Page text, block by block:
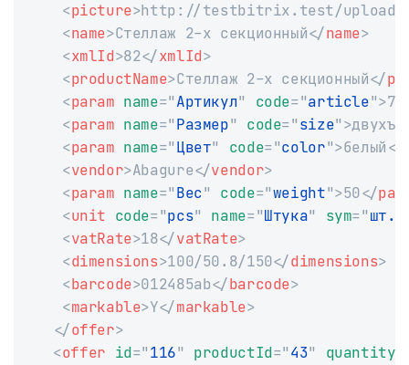
<picture>http://testbitrix.test/upload/
<name>Стеллаж 2-х секционный</name>
<xmlId>82</xmlId>
<productName>Стеллаж 2-х секционный</
<param name=" Артикул" code="article">
<param name=" Размер" code=" size" >
<param name=" Цвет" code="color">белый </
<vendor>Abagure</vendor>
<param name=" Вес" code="weight">50</
<unit code="pcs" name="Штука" sym=" шт.
<vatRate>18</vatRate>
<dimensions>100/50.8/150</dimensions>
<barcode>012485ab</barcode>
<markable>Y</markable>
</offer>
<offer id=" 116" productId=" 43" quantity